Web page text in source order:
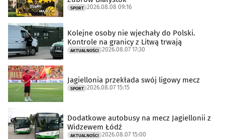
SPORT 2026.08.08 09:16
Kolejne osoby nie wjechały do Polski.
Kontrole na granicy z Litwą trwają
AKTUALNOŚCI 2026.08.07 17:30
Jagiellonia przekłada swój ligowy mecz
SPORT 2026.08.07 15:15
Dodatkowe autobusy na mecz Jagiellonii z
Widzewem Łódź
AKTUALNOŚCI 2026.08.07 15:00